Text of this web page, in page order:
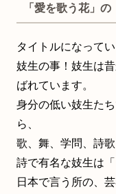
「愛を歌う花」の
タイトルになって
妓生の事！妓生は
ばれています。
身分の低い妓生た
ら、
歌、舞、学問、詩
詩で有名な妓生は「
日本で言う所の、